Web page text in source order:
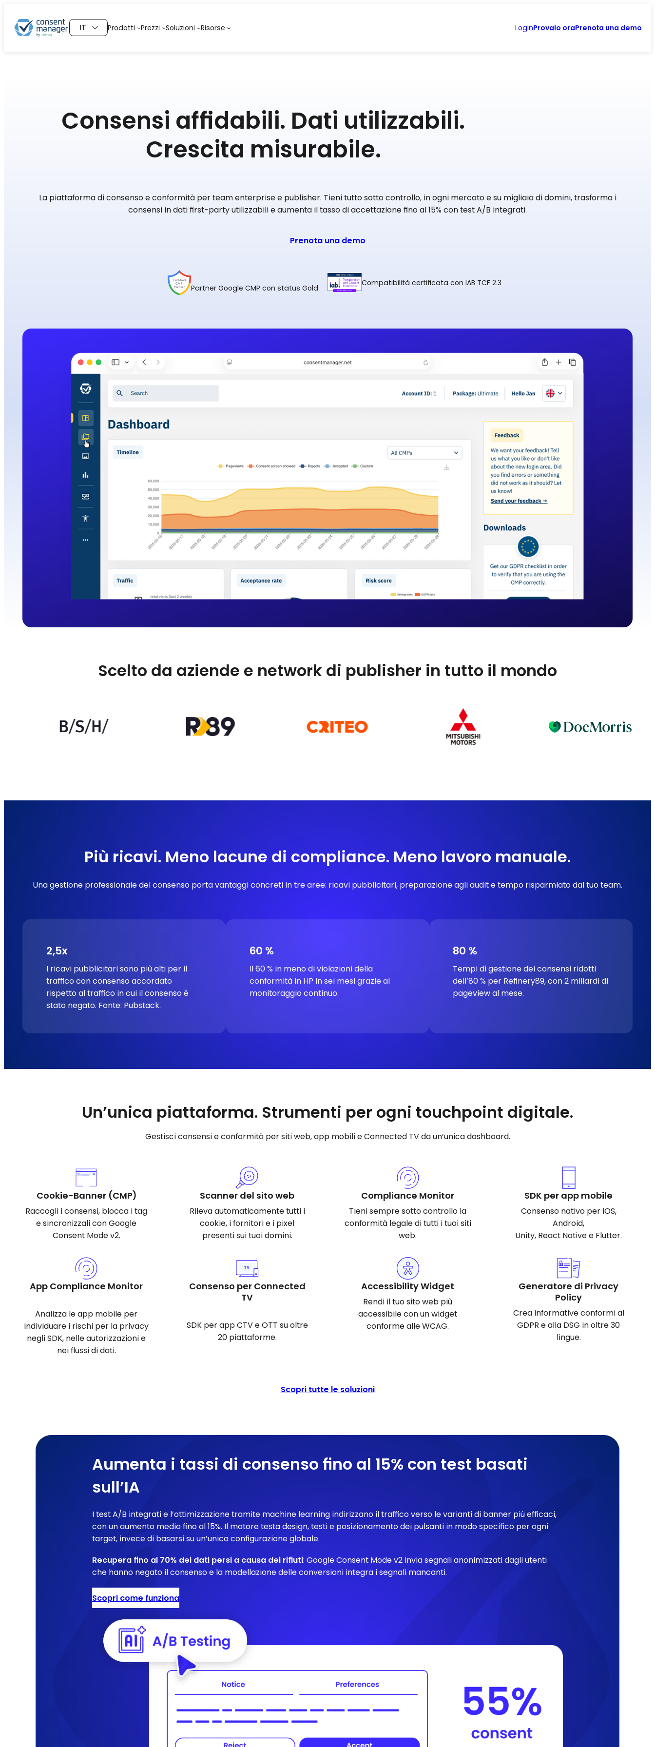
contenuto
Scegli
una
Prodotti Prezzi Soluzioni Risorse LoginProvalo oraPrenota una demo
Consensi affidabili. Dati utilizzabili.
Crescita misurabile.
La piattaforma di consenso e conformità per team enterprise e publisher. Tieni tutto sotto controllo, in ogni mercato e su migliaia di domini, trasforma i
consensi in dati first-party utilizzabili e aumenta il tasso di accettazione fino al 15% con test A/B integrati.
Prenota una demo
Partner Google CMP con status Gold
Compatibilità certificata con IAB TCF 2.3
Scelto da aziende e network di publisher in tutto il mondo
Più ricavi. Meno lacune di compliance. Meno lavoro manuale.
Una gestione professionale del consenso porta vantaggi concreti in tre aree: ricavi pubblicitari, preparazione agli audit e tempo risparmiato dal tuo team.
2,5x
I ricavi pubblicitari sono più alti per il
traffico con consenso accordato
rispetto al traffico in cui il consenso è
stato negato. Fonte: Pubstack.
60 %
Il 60 % in meno di violazioni della
conformità in HP in sei mesi grazie al
monitoraggio continuo.
80 %
Tempi di gestione dei consensi ridotti
dell’80 % per Refinery89, con 2 miliardi di
pageview al mese.
Un’unica piattaforma. Strumenti per ogni touchpoint digitale.
Gestisci consensi e conformità per siti web, app mobili e Connected TV da un’unica dashboard.
Cookie-Banner (CMP)
Raccogli i consensi, blocca i tag
e sincronizzali con Google
Consent Mode v2.
Scanner del sito web
Rileva automaticamente tutti i
cookie, i fornitori e i pixel
presenti sui tuoi domini.
Compliance Monitor
Tieni sempre sotto controllo la
conformità legale di tutti i tuoi siti
web.
SDK per app mobile
Consenso nativo per iOS,
Android,
Unity, React Native e Flutter.
App Compliance Monitor
Analizza le app mobile per
individuare i rischi per la privacy
negli SDK, nelle autorizzazioni e
nei flussi di dati.
Consenso per Connected
TV
SDK per app CTV e OTT su oltre
20 piattaforme.
Accessibility Widget
Rendi il tuo sito web più
accessibile con un widget
conforme alle WCAG.
Generatore di Privacy
Policy
Crea informative conformi al
GDPR e alla DSG in oltre 30
lingue.
Scopri tutte le soluzioni
Aumenta i tassi di consenso fino al 15% con test basati
sull’IA
I test A/B integrati e l’ottimizzazione tramite machine learning indirizzano il traffico verso le varianti di banner più efficaci,
con un aumento medio fino al 15%. Il motore testa design, testi e posizionamento dei pulsanti in modo specifico per ogni
target, invece di basarsi su un’unica configurazione globale.
Recupera fino al 70% dei dati persi a causa dei rifiuti: Google Consent Mode v2 invia segnali anonimizzati dagli utenti
che hanno negato il consenso e la modellazione delle conversioni integra i segnali mancanti.
Scopri come funziona